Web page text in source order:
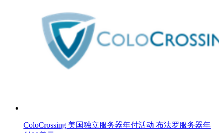
ColoCrossing 美国独立服务器年付活动 布法罗服务器年